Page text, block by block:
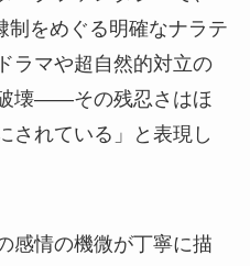
制をめぐる明確なナラテ
ラマや超自然的対立の
壊——その残忍さはほ
されている」と表現し
感情の機微が丁寧に描